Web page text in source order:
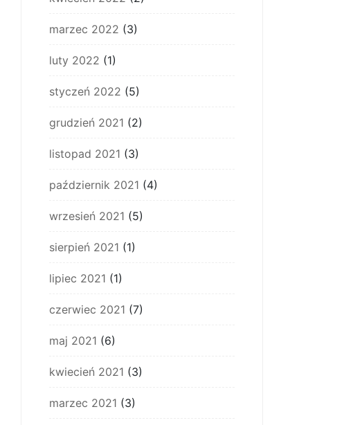
marzec 2022 (3)
luty 2022 (1)
styczeń 2022 (5)
grudzień 2021 (2)
listopad 2021 (3)
październik 2021 (4)
wrzesień 2021 (5)
sierpień 2021 (1)
lipiec 2021 (1)
czerwiec 2021 (7)
maj 2021 (6)
kwiecień 2021 (3)
marzec 2021 (3)